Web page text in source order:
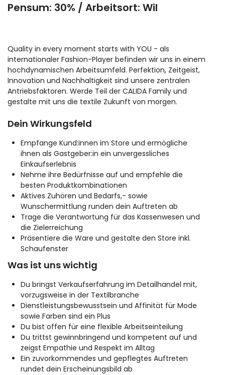
Pensum: 30% / Arbeitsort: Wil
Quality in every moment starts with YOU - als
internationaler Fashion-Player befinden wir uns in einem
hochdynamischen Arbeitsumfeld. Perfektion, Zeitgeist,
Innovation und Nachhaltigkeit sind unsere zentralen
Antriebsfaktoren. Werde Teil der CALIDA Family und
gestalte mit uns die textile Zukunft von morgen.
Dein Wirkungsfeld
Empfange Kund:innen im Store und ermögliche
ihnen als Gastgeber:in ein unvergessliches
Einkaufserlebnis
Nehme ihre Bedürfnisse auf und empfehle die
besten Produktkombinationen
Aktives Zuhören und Bedarfs,- sowie
Wunschermittlung runden dein Auftreten ab
Trage die Verantwortung für das Kassenwesen und
die Zielerreichung
Präsentiere die Ware und gestalte den Store inkl.
Schaufenster
Was ist uns wichtig
Du bringst Verkaufserfahrung im Detailhandel mit,
vorzugsweise in der Textilbranche
Dienstleistungsbewusstsein und Affinität für Mode
sowie Farben sind ein Plus
Du bist offen für eine flexible Arbeitseinteilung
Du trittst gewinnbringend und kompetent auf und
zeigst Empathie und Respekt im Alltag
Ein zuvorkommendes und gepflegtes Auftreten
rundet dein Erscheinungsbild ab